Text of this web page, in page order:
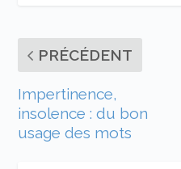
PRÉCÉDENT
Impertinence,
insolence : du bon
usage des mots